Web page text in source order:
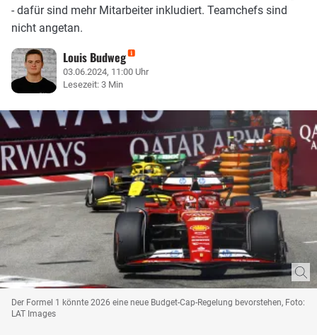
- dafür sind mehr Mitarbeiter inkludiert. Teamchefs sind
nicht angetan.
Louis Budweg
03.06.2024, 11:00 Uhr
Lesezeit: 3 Min
Der Formel 1 könnte 2026 eine neue Budget-Cap-Regelung bevorstehen, Foto:
LAT Images